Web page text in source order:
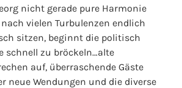
nicht gerade pure Harmonie
vielen Turbulenzen endlich
sitzen, beginnt die politisch
schnell zu bröckeln…alte
auf, überraschende Gäste
neue Wendungen und die diverse